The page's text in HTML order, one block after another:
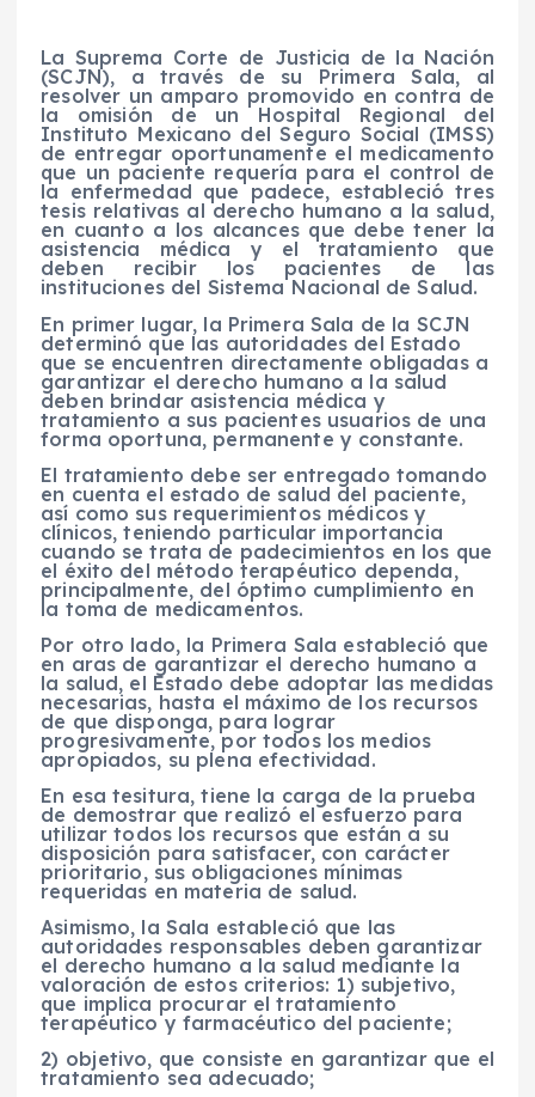
La Suprema Corte de Justicia de la Nación
(SCJN), a través de su Primera Sala, al
resolver un amparo promovido en contra de
la omisión de un Hospital Regional del
Instituto Mexicano del Seguro Social (IMSS)
de entregar oportunamente el medicamento
que un paciente requería para el control de
la enfermedad que padece, estableció tres
tesis relativas al derecho humano a la salud,
en cuanto a los alcances que debe tener la
asistencia médica y el tratamiento que
deben recibir los pacientes de las
instituciones del Sistema Nacional de Salud.
En primer lugar, la Primera Sala de la SCJN
determinó que las autoridades del Estado
que se encuentren directamente obligadas a
garantizar el derecho humano a la salud
deben brindar asistencia médica y
tratamiento a sus pacientes usuarios de una
forma oportuna, permanente y constante.
El tratamiento debe ser entregado tomando
en cuenta el estado de salud del paciente,
así como sus requerimientos médicos y
clínicos, teniendo particular importancia
cuando se trata de padecimientos en los que
el éxito del método terapéutico dependa,
principalmente, del óptimo cumplimiento en
la toma de medicamentos.
Por otro lado, la Primera Sala estableció que
en aras de garantizar el derecho humano a
la salud, el Estado debe adoptar las medidas
necesarias, hasta el máximo de los recursos
de que disponga, para lograr
progresivamente, por todos los medios
apropiados, su plena efectividad.
En esa tesitura, tiene la carga de la prueba
de demostrar que realizó el esfuerzo para
utilizar todos los recursos que están a su
disposición para satisfacer, con carácter
prioritario, sus obligaciones mínimas
requeridas en materia de salud.
Asimismo, la Sala estableció que las
autoridades responsables deben garantizar
el derecho humano a la salud mediante la
valoración de estos criterios: 1) subjetivo,
que implica procurar el tratamiento
terapéutico y farmacéutico del paciente;
2) objetivo, que consiste en garantizar que el
tratamiento sea adecuado;